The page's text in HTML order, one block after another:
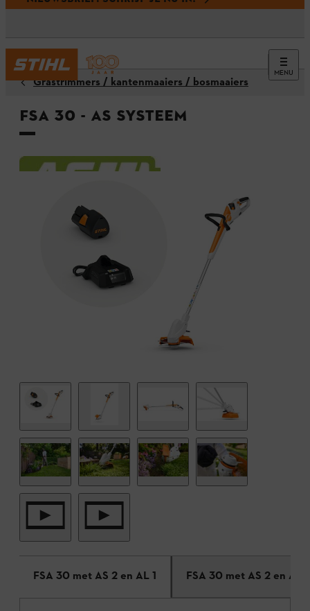
MENU
Grastrimmers / kantenmaaiers / bosmaaiers
FSA 30 - AS systeem
FSA 30 met AS 2 en AL 1 FSA 30 met AS 2 en ALS